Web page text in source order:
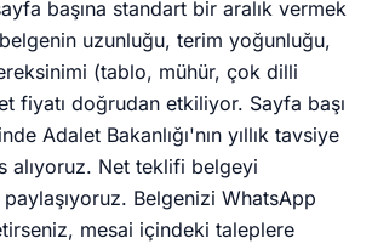
başına standart bir aralık vermek
uzunluğu, terim yoğunluğu,
(tablo, mühür, çok dilli
fiyatı doğrudan etkiliyor. Sayfa başı
Adalet Bakanlığı'nın yıllık tavsiye
alıyoruz. Net teklifi belgeyi
Belgenizi WhatsApp
mesai içindeki taleplere